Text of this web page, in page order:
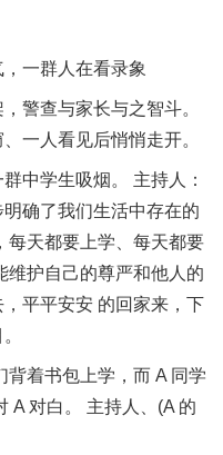
一群人在看录象
警查与家长与之智斗。
一人看见后悄悄走开。
中学生吸烟。 主持人：
确了我们生活中存在的
每天都要上学、每天都要
维护自己的尊严和他人的
平平安安 的回家来，下
背着书包上学，而 A 同学
A 对白。 主持人、(A 的